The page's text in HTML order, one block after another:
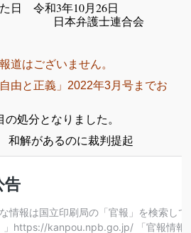
日 令和3年10月26日
日本弁護士連合会
道はございません。
由と正義」2022年3月号までお
処分となりました。
があるのに裁判提起